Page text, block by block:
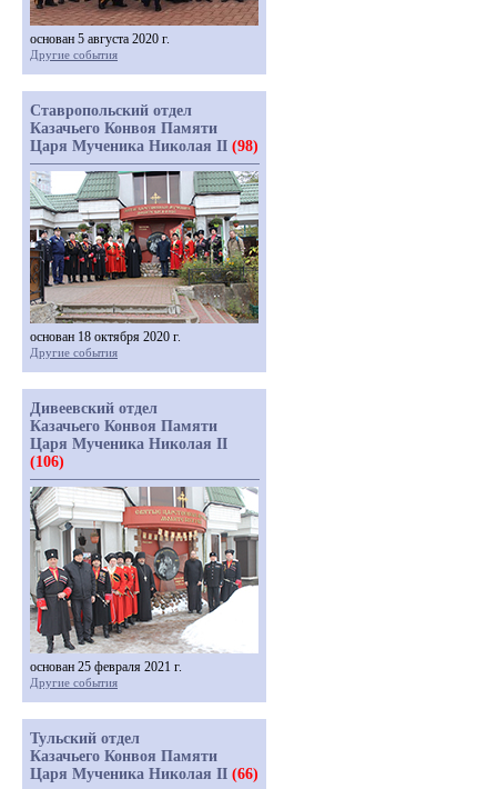
основан 5 августа 2020 г.
Другие события
Ставропольский отдел
Казачьего Конвоя Памяти
Царя Мученика Николая II (98)
основан 18 октября 2020 г.
Другие события
Дивеевский отдел
Казачьего Конвоя Памяти
Царя Мученика Николая II
(106)
основан 25 февраля 2021 г.
Другие события
Тульский отдел
Казачьего Конвоя Памяти
Царя Мученика Николая II (66)